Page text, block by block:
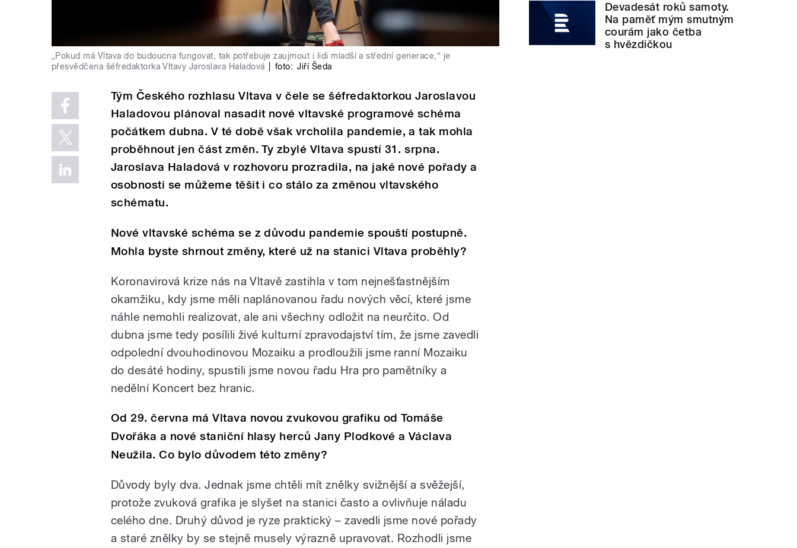
„Pokud má Vltava do budoucna fungovat, tak potřebuje zaujmout i lidi mladší a střední generace,“ je
přesvědčena šéfredaktorka Vltavy Jaroslava Haladová
foto: Jiří Šeda
Tým Českého rozhlasu Vltava v čele se šéfredaktorkou Jaroslavou
Haladovou plánoval nasadit nové vltavské programové schéma
počátkem dubna. V té době však vrcholila pandemie, a tak mohla
proběhnout jen část změn. Ty zbylé Vltava spustí 31. srpna.
Jaroslava Haladová v rozhovoru prozradila, na jaké nové pořady a
osobnosti se můžeme těšit i co stálo za změnou vltavského
schématu.
Nové vltavské schéma se z důvodu pandemie spouští postupně.
Mohla byste shrnout změny, které už na stanici Vltava proběhly?
Koronavirová krize nás na Vltavě zastihla v tom nejnešťastnějším
okamžiku, kdy jsme měli naplánovanou řadu nových věcí, které jsme
náhle nemohli realizovat, ale ani všechny odložit na neurčito. Od
dubna jsme tedy posílili živé kulturní zpravodajství tím, že jsme zavedli
odpolední dvouhodinovou Mozaiku a prodloužili jsme ranní Mozaiku
do desáté hodiny, spustili jsme novou řadu Hra pro pamětníky a
nedělní Koncert bez hranic.
Od 29. června má Vltava novou zvukovou grafiku od Tomáše
Dvořáka a nové staniční hlasy herců Jany Plodkové a Václava
Neužila. Co bylo důvodem této změny?
Důvody byly dva. Jednak jsme chtěli mít znělky svižnější a svěžejší,
protože zvuková grafika je slyšet na stanici často a ovlivňuje náladu
celého dne. Druhý důvod je ryze praktický – zavedli jsme nové pořady
a staré znělky by se stejně musely výrazně upravovat. Rozhodli jsme
Devadesát roků samoty.
Na paměť mým smutným
courám jako četba
s hvězdičkou